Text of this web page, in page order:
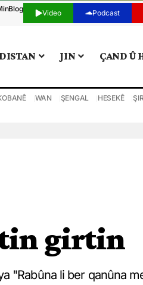
Blog Video Podcast
JIN ÇAND Û
WAN ŞENGAL HESEKÊ
girtin
"Rabûna li ber qanûna